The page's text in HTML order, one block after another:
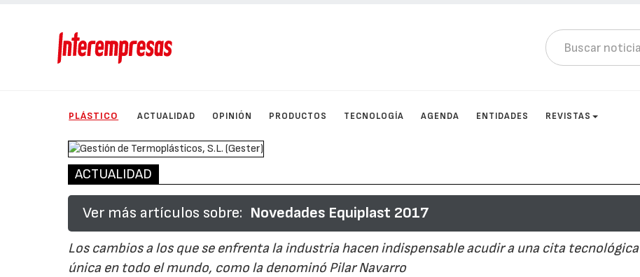
PLÁSTICO ACTUALIDAD OPINIÓN PRODUCTOS TECNOLOGÍA AGENDA ENTIDADES REVISTAS
ACTUALIDAD
Ver más artículos sobre: Novedades Equiplast 2017
Los cambios a los que se enfrenta la industria hacen indispensable acudir a una cita tecnológica
única en todo el mundo, como la denominó Pilar Navarro